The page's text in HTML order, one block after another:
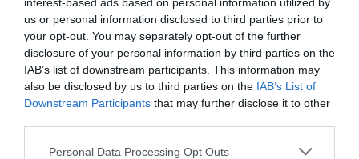
us or personal information disclosed to third parties prior to
your opt-out. You may separately opt-out of the further
disclosure of your personal information by third parties on the
IAB’s list of downstream participants. This information may
also be disclosed by us to third parties on the IAB’s List of
Downstream Participants that may further disclose it to other
Personal Data Processing Opt Outs
5,
[VESG01 ]
Ver producto
4,79 € 15,95 €
[CMEV11 ]
Ver producto